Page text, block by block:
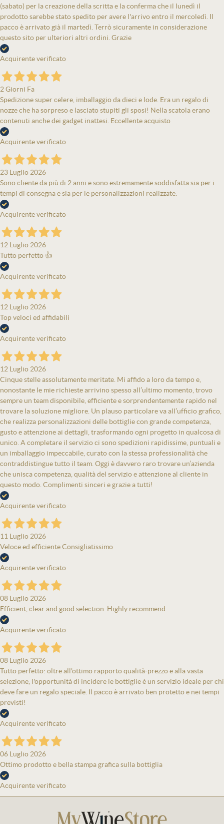
(sabato) per la creazione della scritta e la conferma che il lunedì il
prodotto sarebbe stato spedito per avere l'arrivo entro il mercoledì. Il
pacco è arrivato già il martedì. Terrò sicuramente in considerazione
questo sito per ulteriori altri ordini. Grazie
Acquirente verificato
2 Giorni Fa
Spedizione super celere, imballaggio da dieci e lode. Era un regalo di
nozze che ha sorpreso e lasciato stupiti gli sposi! Nella scatola erano
contenuti anche dei gadget inattesi. Eccellente acquisto
Acquirente verificato
23 Luglio 2026
Sono cliente da più di 2 anni e sono estremamente soddisfatta sia per i
tempi di consegna e sia per le personalizzazioni realizzate.
Acquirente verificato
12 Luglio 2026
Tutto perfetto 👍
Acquirente verificato
12 Luglio 2026
Top veloci ed affidabili
Acquirente verificato
12 Luglio 2026
Cinque stelle assolutamente meritate. Mi affido a loro da tempo e,
nonostante le mie richieste arrivino spesso all’ultimo momento, trovo
sempre un team disponibile, efficiente e sorprendentemente rapido nel
trovare la soluzione migliore. Un plauso particolare va all’ufficio grafico,
che realizza personalizzazioni delle bottiglie con grande competenza,
gusto e attenzione ai dettagli, trasformando ogni progetto in qualcosa di
unico. A completare il servizio ci sono spedizioni rapidissime, puntuali e
un imballaggio impeccabile, curato con la stessa professionalità che
contraddistingue tutto il team. Oggi è davvero raro trovare un’azienda
che unisca competenza, qualità del servizio e attenzione al cliente in
questo modo. Complimenti sinceri e grazie a tutti!
Acquirente verificato
11 Luglio 2026
Veloce ed efficiente Consigliatissimo
Acquirente verificato
08 Luglio 2026
Efficient, clear and good selection. Highly recommend
Acquirente verificato
08 Luglio 2026
Tutto perfetto: oltre all'ottimo rapporto qualità-prezzo e alla vasta
selezione, l'opportunità di incidere le bottiglie è un servizio ideale per chi
deve fare un regalo speciale. Il pacco è arrivato ben protetto e nei tempi
previsti!
Acquirente verificato
06 Luglio 2026
Ottimo prodotto e bella stampa grafica sulla bottiglia
Acquirente verificato